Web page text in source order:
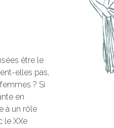
être le
elles pas,
? Si
en
à un rôle
le XXe